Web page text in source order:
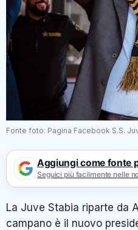
Fonte foto: Pagina Facebook S.S.
Aggiungi come fonte
Seguici più facilmente nelle
La Juve Stabia riparte da
campano è il nuovo